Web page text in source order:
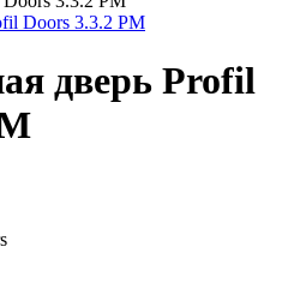
дверь Profil